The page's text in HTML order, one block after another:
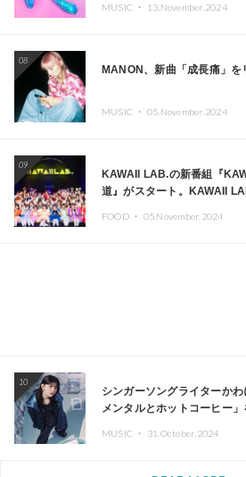
MUSIC ・ 13.November.2024
08
MANON、新曲「成長痛」を
MUSIC ・ 05.November.2024
09
KAWAII LAB.の新番組『
道』がスタート。KAWAII
FOOD ・ 05.November.2024
10
シンガーソングライターか
メンタルとホットコーヒー」
MUSIC ・ 31.October.2024